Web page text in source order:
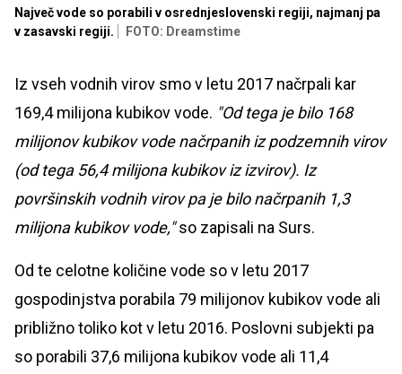
Največ vode so porabili v osrednjeslovenski regiji, najmanj pa
v zasavski regiji.
FOTO: Dreamstime
Iz vseh vodnih virov smo v letu 2017 načrpali kar
169,4 milijona kubikov vode. "Od tega je bilo 168
milijonov kubikov vode načrpanih iz podzemnih virov
(od tega 56,4 milijona kubikov iz izvirov). Iz
površinskih vodnih virov pa je bilo načrpanih 1,3
milijona kubikov vode,"so zapisali na Surs.
Od te celotne količine vode so v letu 2017
gospodinjstva porabila 79 milijonov kubikov vode ali
približno toliko kot v letu 2016. Poslovni subjekti pa
so porabili 37,6 milijona kubikov vode ali 11,4